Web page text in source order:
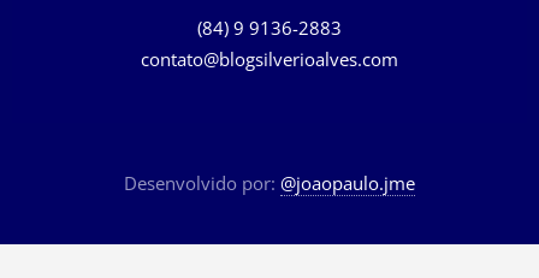
(84) 9 9136-2883
contato@blogsilverioalves.com
Desenvolvido por: @joaopaulo.jme